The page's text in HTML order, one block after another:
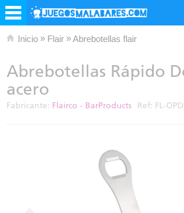
Inicio » Flair »Abrebotellas flair
Abrebotellas Rápido
acero
Fabricante: Flairco - BarProducts Ref: FL-